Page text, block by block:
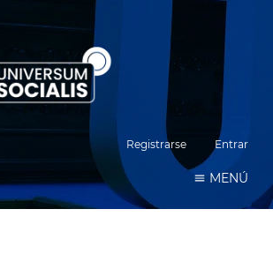
Registrarse Entrar
MENÚ